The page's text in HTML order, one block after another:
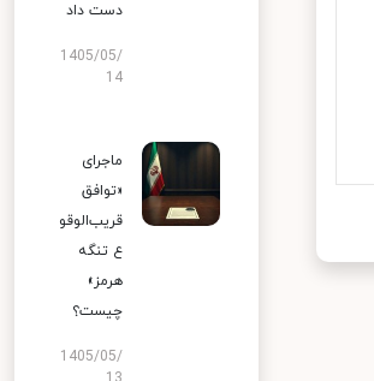
دست داد
1405/05/
14
ماجرای
«توافق
قریب‌الوقو
ع تنگه
هرمز»
چیست؟
1405/05/